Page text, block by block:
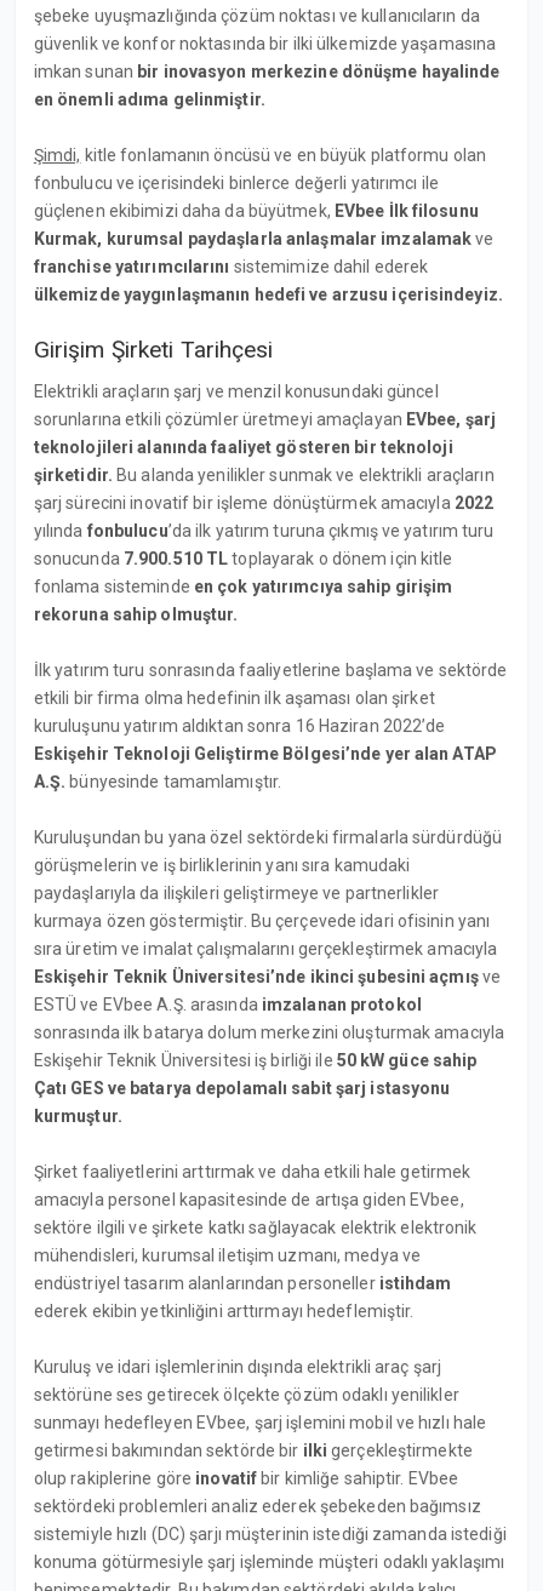
şebeke uyuşmazlığında çözüm noktası ve kullanıcıların da
güvenlik ve konfor noktasında bir ilki ülkemizde yaşamasına
imkan sunan bir inovasyon merkezine dönüşme hayalinde
en önemli adıma gelinmiştir.
Şimdi, kitle fonlamanın öncüsü ve en büyük platformu olan
fonbulucu ve içerisindeki binlerce değerli yatırımcı ile
güçlenen ekibimizi daha da büyütmek, EVbee İlk filosunu
Kurmak, kurumsal paydaşlarla anlaşmalar imzalamakve
franchise yatırımcılarını sistemimize dahil ederek
ülkemizde yaygınlaşmanın hedefi ve arzusu içerisindeyiz.
Girişim Şirketi Tarihçesi
Elektrikli araçların şarj ve menzil konusundaki güncel
sorunlarına etkili çözümler üretmeyi amaçlayan EVbee, şarj
teknolojileri alanında faaliyet gösteren bir teknoloji
şirketidir. Bu alanda yenilikler sunmak ve elektrikli araçların
şarj sürecini inovatif bir işleme dönüştürmek amacıyla 2022
yılında fonbulucu’da ilk yatırım turuna çıkmış ve yatırım turu
sonucunda 7.900.510 TLtoplayarak o dönem için kitle
fonlama sisteminde en çok yatırımcıya sahip girişim
rekoruna sahip olmuştur.
İlk yatırım turu sonrasında faaliyetlerine başlama ve sektörde
etkili bir firma olma hedefinin ilk aşaması olan şirket
kuruluşunu yatırım aldıktan sonra 16 Haziran 2022’de
Eskişehir Teknoloji Geliştirme Bölgesi’nde yer alan ATAP
A.Ş. bünyesinde tamamlamıştır.
Kuruluşundan bu yana özel sektördeki firmalarla sürdürdüğü
görüşmelerin ve iş birliklerinin yanı sıra kamudaki
paydaşlarıyla da ilişkileri geliştirmeye ve partnerlikler
kurmaya özen göstermiştir. Bu çerçevede idari ofisinin yanı
sıra üretim ve imalat çalışmalarını gerçekleştirmek amacıyla
Eskişehir Teknik Üniversitesi’nde ikinci şubesini açmışve
ESTÜ ve EVbee A.Ş. arasında imzalanan protokol
sonrasında ilk batarya dolum merkezini oluşturmak amacıyla
Eskişehir Teknik Üniversitesi iş birliği ile 50 kW güce sahip
Çatı GES ve batarya depolamalı sabit şarj istasyonu
kurmuştur.
Şirket faaliyetlerini arttırmak ve daha etkili hale getirmek
amacıyla personel kapasitesinde de artışa giden EVbee,
sektöre ilgili ve şirkete katkı sağlayacak elektrik elektronik
mühendisleri, kurumsal iletişim uzmanı, medya ve
endüstriyel tasarım alanlarından personeller istihdam
ederek ekibin yetkinliğini arttırmayı hedeflemiştir.
Kuruluş ve idari işlemlerinin dışında elektrikli araç şarj
sektörüne ses getirecek ölçekte çözüm odaklı yenilikler
sunmayı hedefleyen EVbee, şarj işlemini mobil ve hızlı hale
getirmesi bakımından sektörde bir ilkigerçekleştirmekte
olup rakiplerine göre inovatif bir kimliğe sahiptir. EVbee
sektördeki problemleri analiz ederek şebekeden bağımsız
sistemiyle hızlı (DC) şarjı müşterinin istediği zamanda istediği
konuma götürmesiyle şarj işleminde müşteri odaklı yaklaşımı